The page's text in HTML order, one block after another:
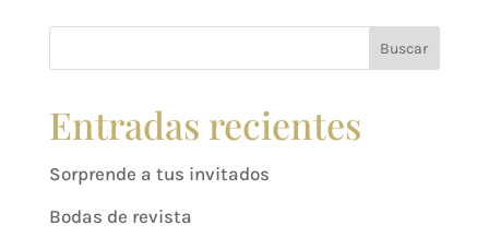
Buscar
Entradas recientes
Sorprende a tus invitados
Bodas de revista